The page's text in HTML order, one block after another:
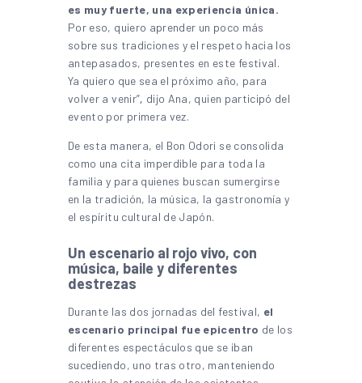
es muy fuerte, una experiencia única.
Por eso, quiero aprender un poco más
sobre sus tradiciones y el respeto hacia los
antepasados, presentes en este festival.
Ya quiero que sea el próximo año, para
volver a venir”, dijo Ana, quien participó del
evento por primera vez.
De esta manera, el Bon Odori se consolida
como una cita imperdible para toda la
familia y para quienes buscan sumergirse
en la tradición, la música, la gastronomía y
el espíritu cultural de Japón.
Un escenario al rojo vivo, con
música, baile y diferentes
destrezas
Durante las dos jornadas del festival, el
escenario principal fue epicentro de los
diferentes espectáculos que se iban
sucediendo, uno tras otro, manteniendo